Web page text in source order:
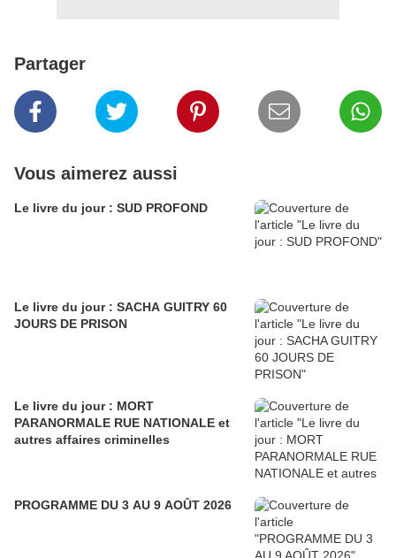
Partager
Vous aimerez aussi
Le livre du jour : SUD PROFOND
Le livre du jour : SACHA GUITRY 60
JOURS DE PRISON
Le livre du jour : MORT
PARANORMALE RUE NATIONALE et
autres affaires criminelles
PROGRAMME DU 3 AU 9 AOÛT 2026